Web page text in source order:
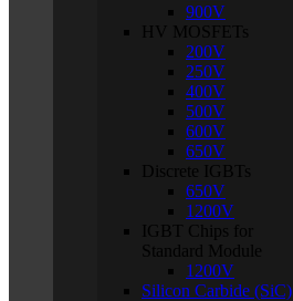
900V
HV MOSFETs
200V
250V
400V
500V
600V
650V
Discrete IGBTs
650V
1200V
IGBT Chips for
Standard Module
1200V
Silicon Carbide (SiC)